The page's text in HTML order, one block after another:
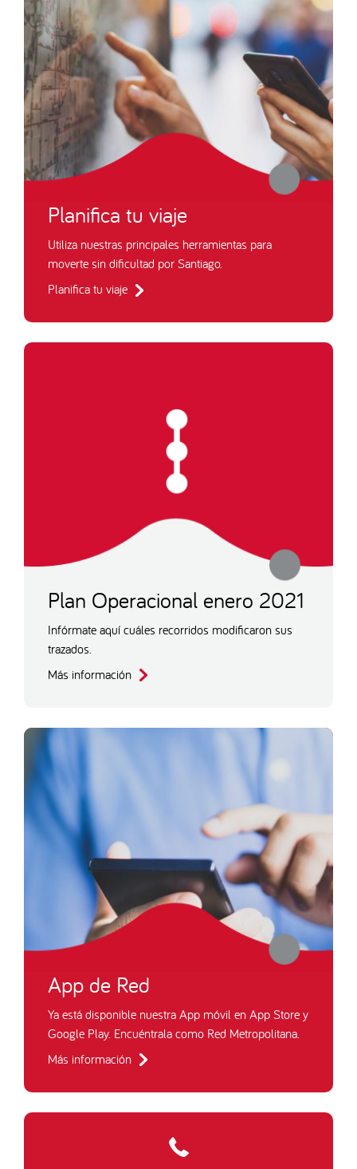
Planifica tu viaje
Utiliza nuestras principales herramientas para
moverte sin dificultad por Santiago.
Planifica tu viaje
Plan Operacional enero 2021
Infórmate aquí cuáles recorridos modificaron sus
trazados.
Más información
App de Red
Ya está disponible nuestra App móvil en App Store y
Google Play. Encuéntrala como Red Metropolitana.
Más información